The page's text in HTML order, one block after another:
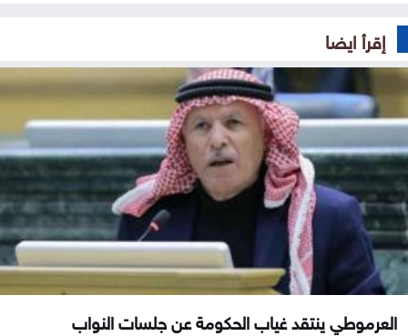
إقرأ ايضا
العرموطي ينتقد غياب الحكومة عن جلسات النواب